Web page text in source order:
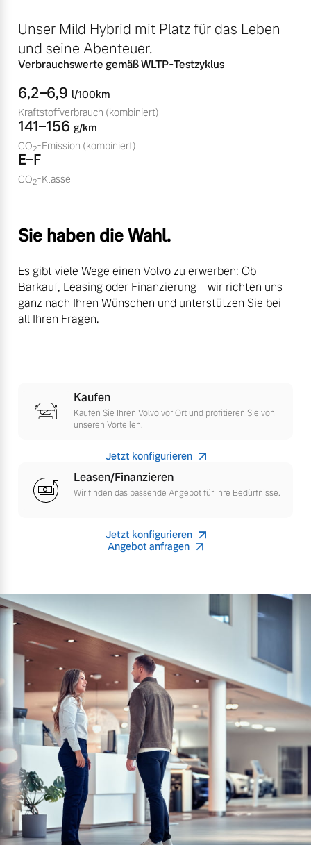
Fahrzeug konfigurieren
Sofort verfügbare Fahrzeuge
Volvo Selekt
Editionsmodelle
Jetzt kennenlernen
Vielzahl von Original
Volvo Winter- und
Sommer Kompletträder.
Mehr erfahren
saisonalen Angebote.
Finanzierung & Leasing
Unser Mild Hybrid mit Platz für das Leben
und seine Abenteuer.
Verbrauchswerte gemäß WLTP-Testzyklus
6,2–6,9 l/100km
Kraftstoffverbrauch (kombiniert)
141–156 g/km
CO2-Emission (kombiniert)
E–F
CO2-Klasse
Sie haben die Wahl.
Es gibt viele Wege einen Volvo zu erwerben: Ob
Barkauf, Leasing oder Finanzierung – wir richten uns
ganz nach Ihren Wünschen und unterstützen Sie bei
all Ihren Fragen.
Kaufen
Kaufen Sie Ihren Volvo vor Ort und profitieren Sie von
unseren Vorteilen.
Jetzt konfigurieren
Leasen/Finanzieren
Wir finden das passende Angebot für Ihre Bedürfnisse.
Jetzt konfigurieren
Angebot anfragen